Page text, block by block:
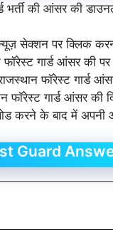
भर्ती की आंसर की
सेक्शन पर क्लिक
गार्ड आंसर की
फॉरेस्ट गार्ड
फॉरेस्ट गार्ड आंसर की
करने के बाद में अपनी
Guard